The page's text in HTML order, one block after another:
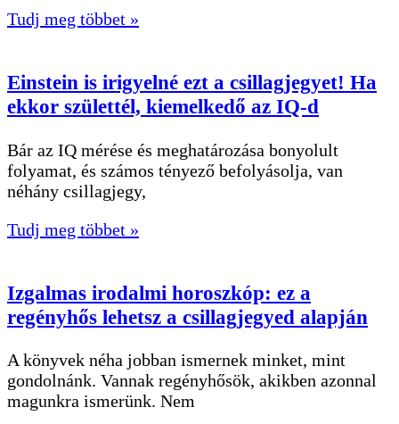
Tudj meg többet »
Einstein is irigyelné ezt a csillagjegyet! Ha
ekkor születtél, kiemelkedő az IQ-d
Bár az IQ mérése és meghatározása bonyolult
folyamat, és számos tényező befolyásolja, van
néhány csillagjegy,
Tudj meg többet »
Izgalmas irodalmi horoszkóp: ez a
regényhős lehetsz a csillagjegyed alapján
A könyvek néha jobban ismernek minket, mint
gondolnánk. Vannak regényhősök, akikben azonnal
magunkra ismerünk. Nem